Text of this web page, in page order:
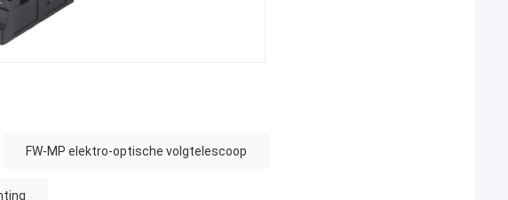
FW-MP elektro-optische volgtelescoop